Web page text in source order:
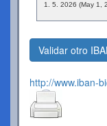
1. 5. 2026 (May 1,
Validar otro
http://www.iban-